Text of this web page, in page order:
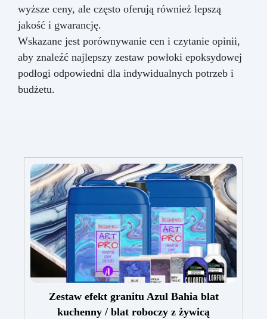
wyższe ceny, ale często oferują również lepszą
jakość i gwarancję.
Wskazane jest porównywanie cen i czytanie opinii,
aby znaleźć najlepszy zestaw powłoki epoksydowej
podłogi odpowiedni dla indywidualnych potrzeb i
budżetu.
Zestaw efekt granitu Azul Bahia blat
kuchenny / blat roboczy z żywicą